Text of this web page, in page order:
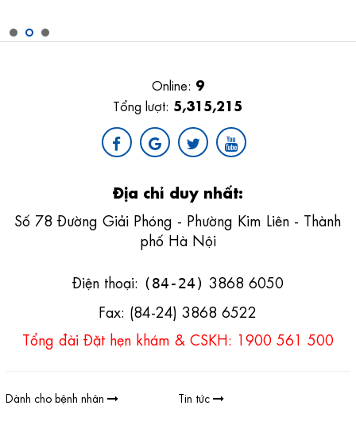
Online: 9
Tổng lượt: 5,315,215
Địa chỉ duy nhất:
Số 78 Đường Giải Phóng - Phường Kim Liên - Thành
phố Hà Nội
Điện thoại: (84-24) 3868 6050
Fax: (84-24) 3868 6522
Tổng đài Đặt hẹn khám & CSKH: 1900 561 500
Dành cho bệnh nhân Tin tức